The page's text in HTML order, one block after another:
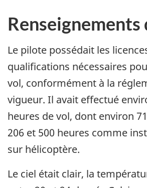
Renseignements
Le pilote possédait les
qualifications nécessaires
vol, conformément à la
vigueur. Il avait effectué
heures de vol, dont environ
206 et 500 heures comme
sur hélicoptère.
Le ciel était clair, la